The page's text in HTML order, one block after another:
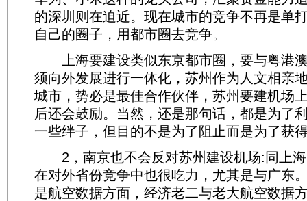
的深圳则在迫近。现在城市的竞争不再是单
自己的圈子，用都市圈去竞争。
上海要建设类似东京都市圈，要与粤港
须向外发展进行一体化，苏州作为人文相亲
城市，势必是最佳合作伙伴，苏州要建机场
后还会鼓励。当然，还是那句话，都是为了
一些绊子，但目的不是为了阻止而是为了获
2，南京也不会反对苏州建设机场:同上海
在对外省份竞争中也很吃力，尤其是与广东
是航空数据方面，经济老二与老大航空数据